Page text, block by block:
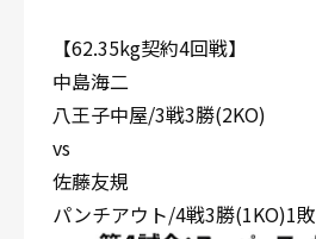
【62.35kg契約4回戦】
中島海二
八王子中屋/3戦3勝(2KO)
vs
佐藤友規
パンチアウト/4戦3勝(1KO)1敗